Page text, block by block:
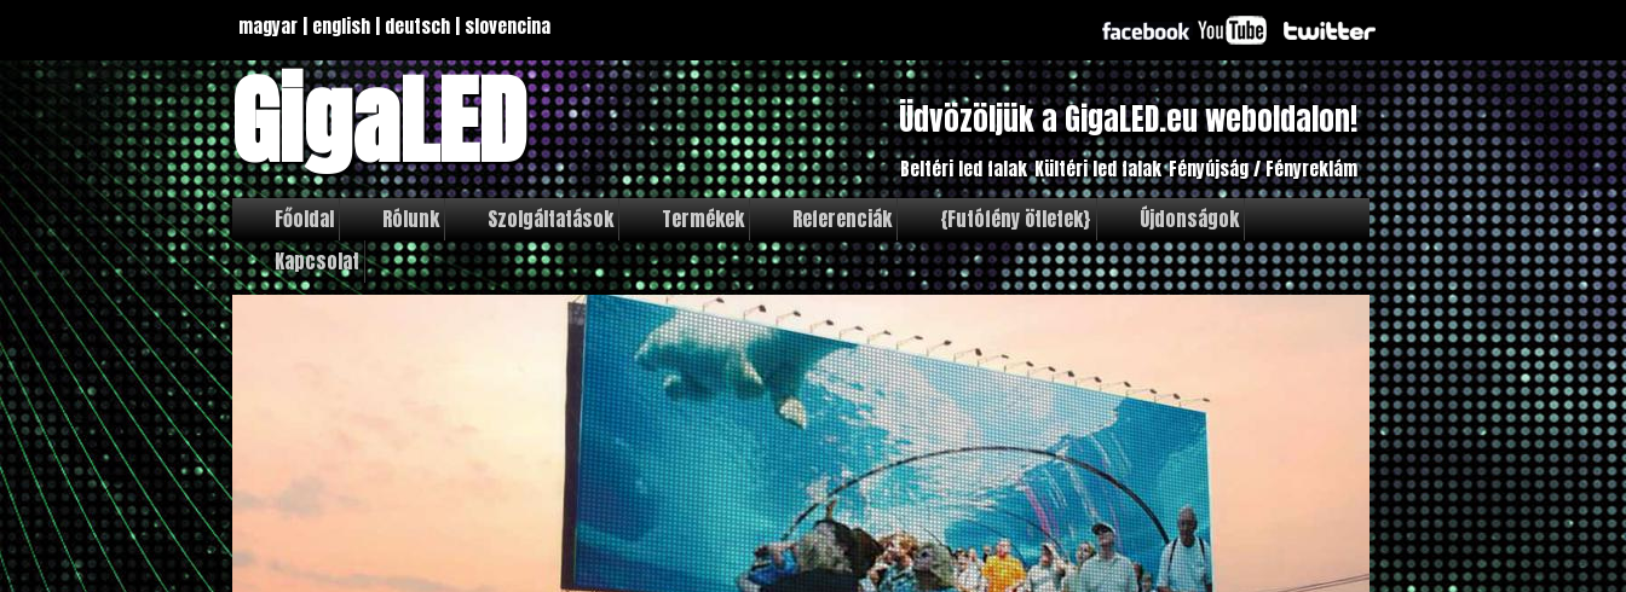
magyar | english | deutsch | slovencina
GigaLED Üdvözöljük a GigaLED.eu weboldalon!
Beltéri led falak Kültéri led falak Fényújság / Fényreklám
Főoldal Rólunk Szolgáltatások Termékek Referenciák {Futófény ötletek}
Újdonságok
Kapcsolat